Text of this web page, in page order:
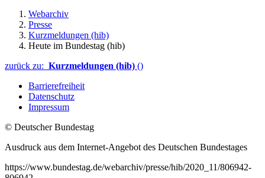
Webarchiv
Presse
Kurzmeldungen (hib)
Heute im Bundestag (hib)
zurück zu: Kurzmeldungen (hib) ()
Barrierefreiheit
Datenschutz
Impressum
© Deutscher Bundestag
Ausdruck aus dem Internet-Angebot des Deutschen Bundestages
https://www.bundestag.de/webarchiv/presse/hib/2020_11/806942-